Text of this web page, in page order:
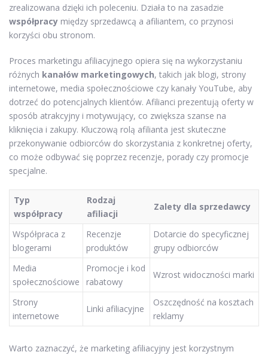
zrealizowana dzięki ich poleceniu. Działa to na zasadzie
współpracy między sprzedawcą a afiliantem, co przynosi
korzyści obu stronom.
Proces marketingu afiliacyjnego opiera się na wykorzystaniu
różnych kanałów marketingowych, takich jak blogi, strony
internetowe, media społecznościowe czy kanały YouTube, aby
dotrzeć do potencjalnych klientów. Afilianci prezentują oferty w
sposób atrakcyjny i motywujący, co zwiększa szanse na
kliknięcia i zakupy. Kluczową rolą afilianta jest skuteczne
przekonywanie odbiorców do skorzystania z konkretnej oferty,
co może odbywać się poprzez recenzje, porady czy promocje
specjalne.
Typ
współpracy
Rodzaj
afiliacji
Zalety dla sprzedawcy
Współpraca z
blogerami
Recenzje
produktów
Dotarcie do specyficznej
grupy odbiorców
Media
społecznościowe
Promocje i kod
rabatowy
Wzrost widoczności marki
Strony
internetowe
Linki afiliacyjne
Oszczędność na kosztach
reklamy
Warto zaznaczyć, że marketing afiliacyjny jest korzystnym